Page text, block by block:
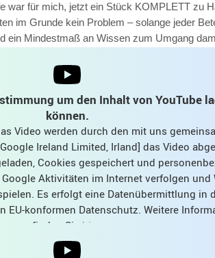
war für mich, jetzt ein Stück KOMPLETT zu
im Grunde kein Problem – solange jeder
ein Mindestmaß an Wissen zum Umgang
Bearbeitungsdisziplin und der
ebenfalls sehr hilfreich.
an? Und mit wem? Mir fiel Arne Koblitz
gut Bass und ein bisschen Keyboard. Er
dem er gerade
„Mr. Pink“ von Level 42
auf
und fragte, ob er Lust hätte, das Stück
diesem Fall waren alle oben genannten
gegeben: Wir nutzen jeder bereits seit
Audio Workstation) – sogar mit der selben
und machen eine Produktion gerne
um den Inhalt von YouTube
können.
Video werden durch den mit uns
Ireland Limited, Irland] das Video
Cookies gespeichert und
Aktivitäten im Internet verfolgen und
Es erfolgt eine Datenübermittlung in
EU-konformen Datenschutz. Weitere
finden Sie hier